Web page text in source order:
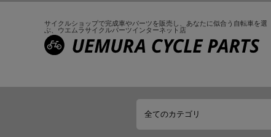
サイクルショップで完成車やパーツを販売し、 あなたに似合う自転車を選
ぶ、 ウエムラサイクルパーツインターネット店